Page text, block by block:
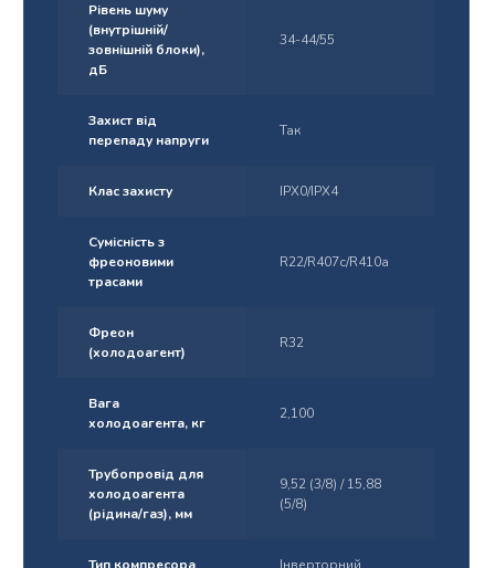
Рівень шуму
(внутрішній/
зовнішній блоки),
дБ
34-44/55
Захист від
перепаду напруги
Так
Клас захисту IPХ0/IPХ4
Сумісність з
фреоновими
трасами
R22/R407c/R410a
Фреон
(холодоагент)
R32
Вага
холодоагента, кг
2,100
Трубопровід для
холодоагента​
(рідина/газ), мм
9,52 (3/8) / 15,88
(5/8)